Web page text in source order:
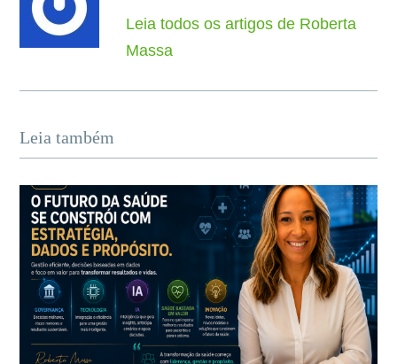
Leia todos os artigos de Roberta
Massa
Leia também